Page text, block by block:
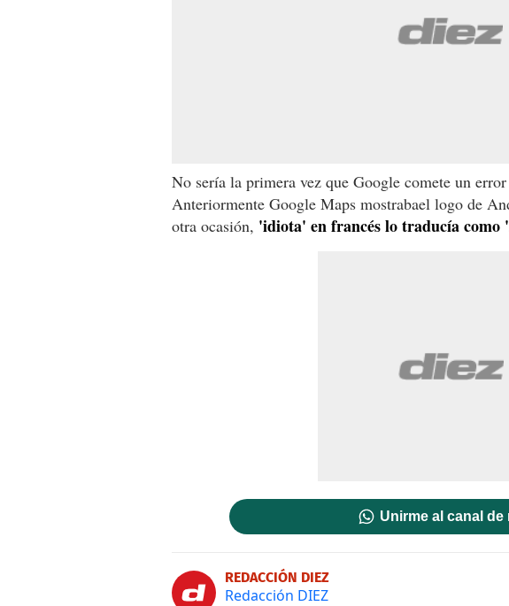
No sería la primera vez que Google comete un
Anteriormente Google Maps mostrabael logo de
otra ocasión, 'idiota' en francés lo traducía
Unirme al canal de
REDACCIÓN DIEZ
Redacción DIEZ